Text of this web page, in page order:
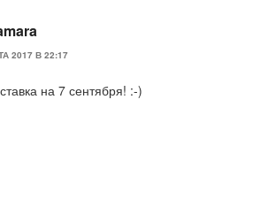
2017 В 22:17
на 7 сентября! :-)